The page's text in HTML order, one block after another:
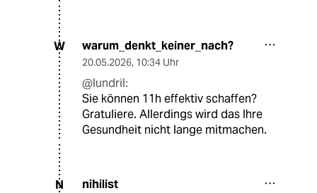
W warum_denkt_keiner_nach?
20.05.2026, 10:34 Uhr
@lundril:
Sie können 11h effektiv schaffen?
Gratuliere. Allerdings wird das Ihre
Gesundheit nicht lange mitmachen.
N nihilist